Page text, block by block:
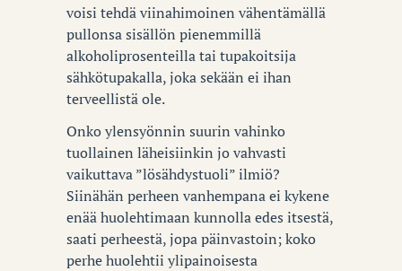
voisi tehdä viinahimoinen vähentämällä
pullonsa sisällön pienemmillä
alkoholiprosenteilla tai tupakoitsija
sähkötupakalla, joka sekään ei ihan
terveellistä ole.
Onko ylensyönnin suurin vahinko
tuollainen läheisiinkin jo vahvasti
vaikuttava ”lösähdystuoli” ilmiö?
Siinähän perheen vanhempana ei kykene
enää huolehtimaan kunnolla edes itsestä,
saati perheestä, jopa päinvastoin; koko
perhe huolehtii ylipainoisesta